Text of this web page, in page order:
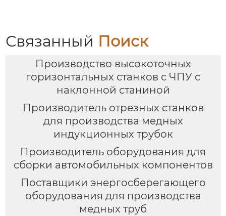
Связанный Поиск
Производство высокоточных
горизонтальных станков с ЧПУ с
наклонной станиной
Производитель отрезных станков
для производства медных
индукционных трубок
Производитель оборудования для
сборки автомобильных компонентов
Поставщики энергосберегающего
оборудования для производства
медных труб